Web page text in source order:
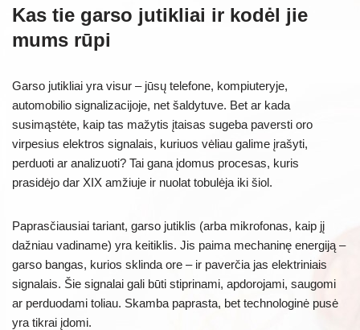
Kas tie garso jutikliai ir kodėl jie
mums rūpi
Garso jutikliai yra visur – jūsų telefone, kompiuteryje,
automobilio signalizacijoje, net šaldytuve. Bet ar kada
susimąstėte, kaip tas mažytis įtaisas sugeba paversti oro
virpesius elektros signalais, kuriuos vėliau galime įrašyti,
perduoti ar analizuoti? Tai gana įdomus procesas, kuris
prasidėjo dar XIX amžiuje ir nuolat tobulėja iki šiol.
Paprasčiausiai tariant, garso jutiklis (arba mikrofonas, kaip jį
dažniau vadiname) yra keitiklis. Jis paima mechaninę energiją –
garso bangas, kurios sklinda ore – ir paverčia jas elektriniais
signalais. Šie signalai gali būti stiprinami, apdorojami, saugomi
ar perduodami toliau. Skamba paprasta, bet technologinė pusė
yra tikrai įdomi.